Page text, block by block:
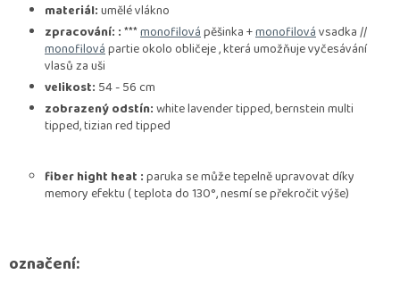
materiál:umělé vlákno
zpracování: :***monofilovápěšinka +monofilovávsadka //
monofilovápartie okolo obličeje , která umožňuje vyčesávání
vlasů za uši
velikost: 54 - 56 cm
zobrazený odstín:white lavender tipped, bernstein multi
tipped, tizian red tipped
fiber hight heat :paruka se může tepelněupravovat díky
memory efektu ( teplota do 130°, nesmí se překročit výše)
označení: